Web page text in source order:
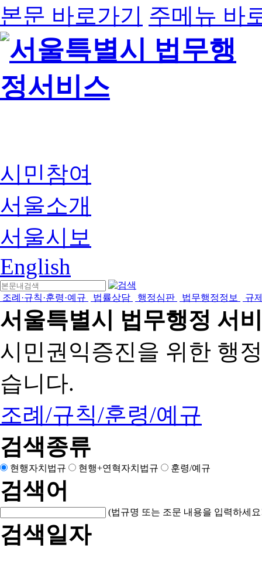
본문 바로가기 주메뉴 바
시민참여
서울소개
서울시보
English
조례·규칙·훈령·예규 법률상담 행정심판 법무행정정보 규
서울특별시 법무행정 서
시민권익증진을 위한 행
습니다.
조례/규칙/훈령/예규
검색종류
현행자치법규 현행+연혁자치법규 훈령/예규
검색어
(법규명 또는 조문 내용을 입력하세
검색일자